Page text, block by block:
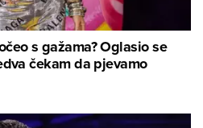
s gažama? Oglasio se
čekam da pjevamo